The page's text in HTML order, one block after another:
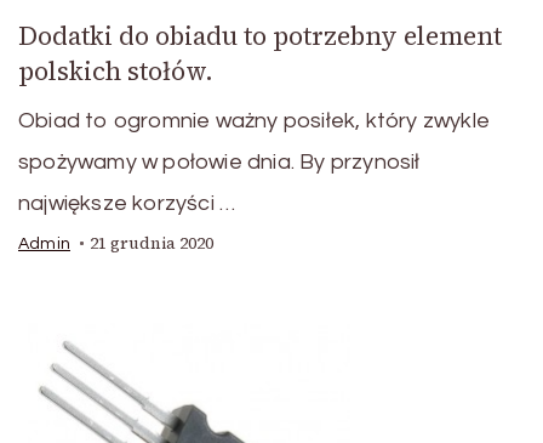
Dodatki do obiadu to potrzebny element
polskich stołów.
Obiad to ogromnie ważny posiłek, który zwykle
spożywamy w połowie dnia. By przynosił
największe korzyści …
Admin 21 grudnia 2020